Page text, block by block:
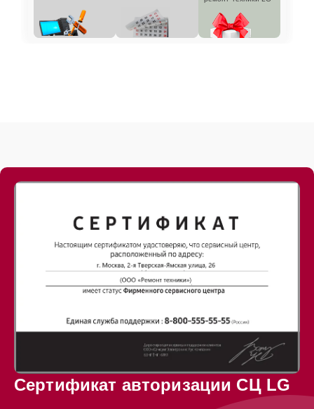
Сертификат авторизации СЦ LG